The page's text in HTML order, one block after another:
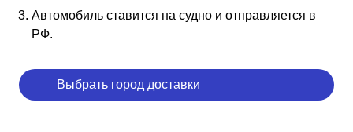
Автомобиль ставится на судно и отправляется в
РФ.
Выбрать город доставки